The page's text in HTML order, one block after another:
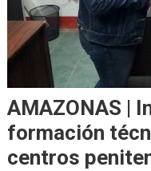
AMAZONAS |
formación
centros